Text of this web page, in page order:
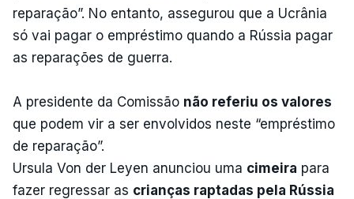
reparação”. No entanto, assegurou que a Ucrânia
só vai pagar o empréstimo quando a Rússia pagar
as reparações de guerra.
A presidente da Comissão não referiu os valores
que podem vir a ser envolvidos neste “empréstimo
de reparação”.
Ursula Von der Leyen anunciou uma cimeira para
fazer regressar as crianças raptadas pela Rússia